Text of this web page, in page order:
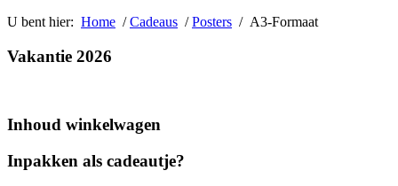
U bent hier: Home /Cadeaus /Posters / A3-Formaat
Vakantie 2026
Inhoud winkelwagen
Inpakken als cadeautje?